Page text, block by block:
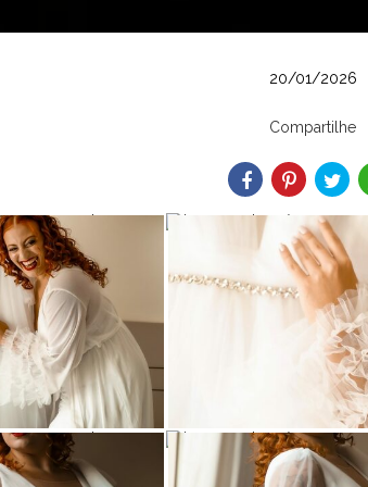
20/01/2026
Compartilhe